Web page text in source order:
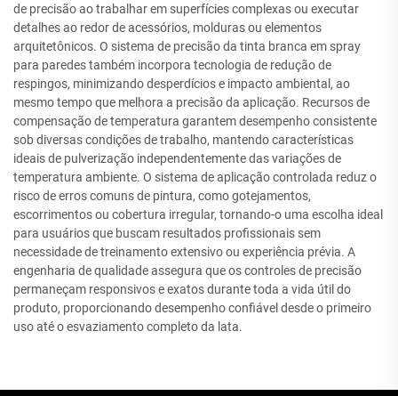
de precisão ao trabalhar em superfícies complexas ou executar
detalhes ao redor de acessórios, molduras ou elementos
arquitetônicos. O sistema de precisão da tinta branca em spray
para paredes também incorpora tecnologia de redução de
respingos, minimizando desperdícios e impacto ambiental, ao
mesmo tempo que melhora a precisão da aplicação. Recursos de
compensação de temperatura garantem desempenho consistente
sob diversas condições de trabalho, mantendo características
ideais de pulverização independentemente das variações de
temperatura ambiente. O sistema de aplicação controlada reduz o
risco de erros comuns de pintura, como gotejamentos,
escorrimentos ou cobertura irregular, tornando-o uma escolha ideal
para usuários que buscam resultados profissionais sem
necessidade de treinamento extensivo ou experiência prévia. A
engenharia de qualidade assegura que os controles de precisão
permaneçam responsivos e exatos durante toda a vida útil do
produto, proporcionando desempenho confiável desde o primeiro
uso até o esvaziamento completo da lata.